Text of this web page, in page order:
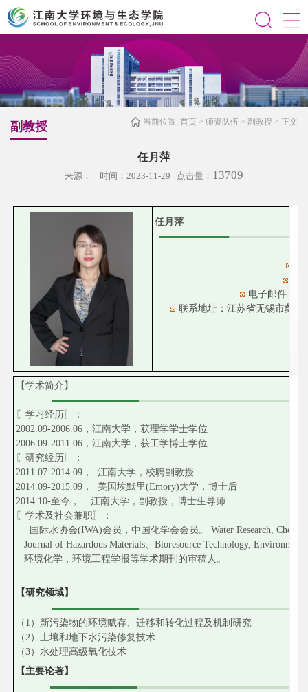
当前位置: 首页 > 师资队伍 > 副教授 > 正文
副教授
任月萍
来源： 时间：2023-11-29 点击量： 13709
任月萍
电子邮件：
联系地址：江苏省无锡市蠡湖
【学术简介】
〖学习经历〗：
2002.09-2006.06，江南大学，获理学学士学位
2006.09-2011.06，江南大学，获工学博士学位
〖研究经历〗：
2011.07-2014.09， 江南大学，校聘副教授
2014.09-2015.09， 美国埃默里(Emory)大学，博士后
2014.10-至今， 江南大学，副教授，博士生导师
〖学术及社会兼职〗：
国际水协会(IWA)会员，中国化学会会员。 Water Research,
Journal of Hazardous Materials、Bioresource Technology,
环境化学，环境工程学报等学术期刊的审稿人。
【研究领域】
（1）新污染物的环境赋存、迁移和转化过程及机制研究
（2）土壤和地下水污染修复技术
（3）水处理高级氧化技术
【主要论著】